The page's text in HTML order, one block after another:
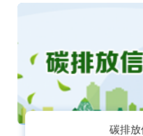
碳排